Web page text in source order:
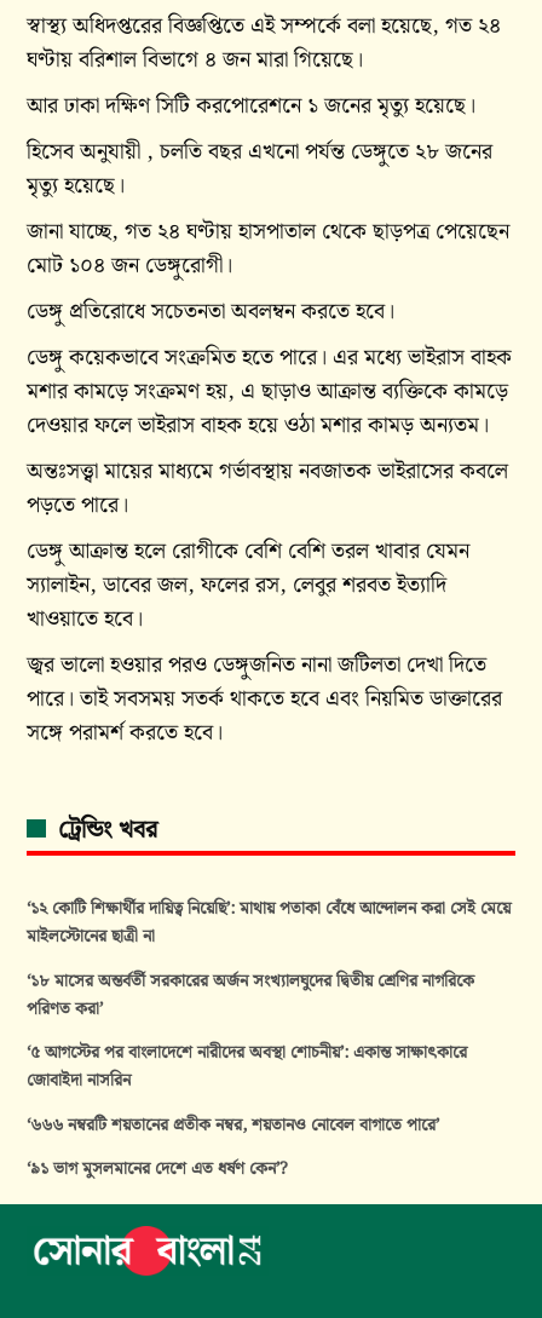
স্বাস্থ্য অধিদপ্তরের বিজ্ঞপ্তিতে এই সম্পর্কে বলা হয়েছে, গত ২৪
ঘণ্টায় বরিশাল বিভাগে ৪ জন মারা গিয়েছে।
আর ঢাকা দক্ষিণ সিটি করপোরেশনে ১ জনের মৃত্যু হয়েছে।
হিসেব অনুযায়ী , চলতি বছর এখনো পর্যন্ত ডেঙ্গুতে ২৮ জনের
মৃত্যু হয়েছে।
জানা যাচ্ছে, গত ২৪ ঘণ্টায় হাসপাতাল থেকে ছাড়পত্র পেয়েছেন
মোট ১০৪ জন ডেঙ্গুরোগী।
ডেঙ্গু প্রতিরোধে সচেতনতা অবলম্বন করতে হবে।
ডেঙ্গু কয়েকভাবে সংক্রমিত হতে পারে। এর মধ্যে ভাইরাস বাহক
মশার কামড়ে সংক্রমণ হয়, এ ছাড়াও আক্রান্ত ব্যক্তিকে কামড়ে
দেওয়ার ফলে ভাইরাস বাহক হয়ে ওঠা মশার কামড় অন্যতম।
অন্তঃসত্ত্বা মায়ের মাধ্যমে গর্ভাবস্থায় নবজাতক ভাইরাসের কবলে
পড়তে পারে।
ডেঙ্গু আক্রান্ত হলে রোগীকে বেশি বেশি তরল খাবার যেমন
স্যালাইন, ডাবের জল, ফলের রস, লেবুর শরবত ইত্যাদি
খাওয়াতে হবে।
জ্বর ভালো হওয়ার পরও ডেঙ্গুজনিত নানা জটিলতা দেখা দিতে
পারে। তাই সবসময় সতর্ক থাকতে হবে এবং নিয়মিত ডাক্তারের
সঙ্গে পরামর্শ করতে হবে।
ট্রেন্ডিং খবর
‘১২ কোটি শিক্ষার্থীর দায়িত্ব নিয়েছি’: মাথায় পতাকা বেঁধে আন্দোলন করা সেই মেয়ে
মাইলস্টোনের ছাত্রী না
‘১৮ মাসের অন্তর্বর্তী সরকারের অর্জন সংখ্যালঘুদের দ্বিতীয় শ্রেণির নাগরিকে
পরিণত করা’
‘৫ আগস্টের পর বাংলাদেশে নারীদের অবস্থা শোচনীয়’: একান্ত সাক্ষাৎকারে
জোবাইদা নাসরিন
‘৬৬৬ নম্বরটি শয়তানের প্রতীক নম্বর, শয়তানও নোবেল বাগাতে পারে’
‘৯১ ভাগ মুসলমানের দেশে এত ধর্ষণ কেন’?